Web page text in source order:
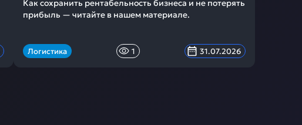
Как сохранить рентабельность бизнеса и не потерять
прибыль — читайте в нашем материале.
Логистика 1 31.07.2026